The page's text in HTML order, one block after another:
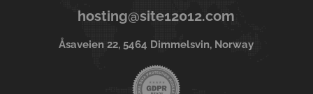
hosting@site12012.com
Åsaveien 22, 5464 Dimmelsvin, Norway